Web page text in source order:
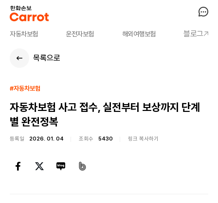
자동차보험 운전자보험 해외여행보험 블로그
목록으로
#자동차보험
자동차보험 사고 접수, 실전부터 보상까지 단계
별 완전정복
등록일 2026. 01. 04 조회수 5430 링크 복사하기